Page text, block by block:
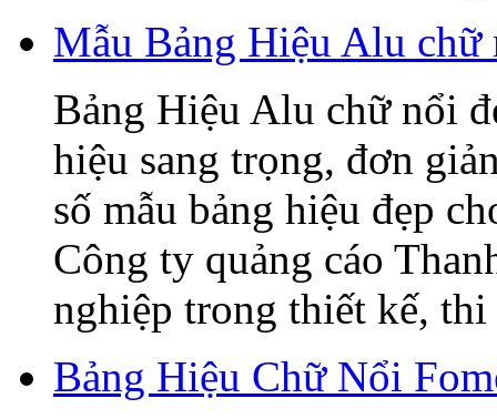
Mẫu Bảng Hiệu Alu chữ
Bảng Hiệu Alu chữ nổi
hiệu sang trọng, đơn
số mẫu bảng hiệu đẹp
Công ty quảng cáo
nghiệp trong thiết kế, thi
Bảng Hiệu Chữ Nổi